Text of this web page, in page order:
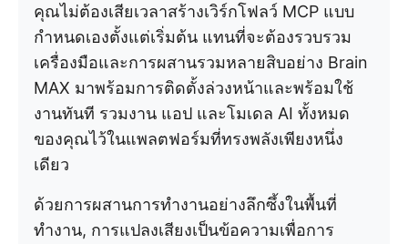
คุณไม่ต้องเสียเวลาสร้างเวิร์กโฟลว์ MCP แบบ
กำหนดเองตั้งแต่เริ่มต้น แทนที่จะต้องรวบรวม
เครื่องมือและการผสานรวมหลายสิบอย่าง Brain
MAX มาพร้อมการติดตั้งล่วงหน้าและพร้อมใช้
งานทันที รวมงาน แอป และโมเดล AI ทั้งหมด
ของคุณไว้ในแพลตฟอร์มที่ทรงพลังเพียงหนึ่ง
เดียว
ด้วยการผสานการทำงานอย่างลึกซึ้งในพื้นที่
ทำงาน, การแปลงเสียงเป็นข้อความเพื่อการ